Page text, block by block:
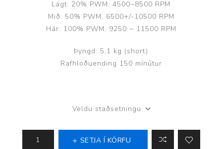
Lágt: 20% PWM, 4500~8500 RPM
Mið: 50% PWM, 6500+/-10500 RPM
Hár: 100% PWM, 9250 ~ 11500 RPM
Þyngd: 5,1 kg (short)
Rafhlöðuending 150 mínútur
Veldu staðsetningu
SETJA Í KÖRFU